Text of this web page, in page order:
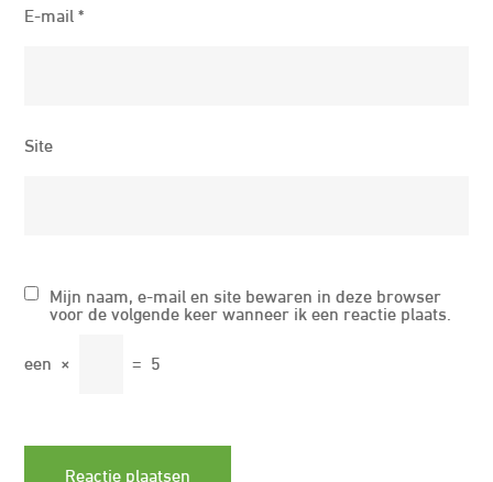
E-mail*
Site
Mijn naam, e-mail en site bewaren in deze browser
voor de volgende keer wanneer ik een reactie plaats.
een × = 5